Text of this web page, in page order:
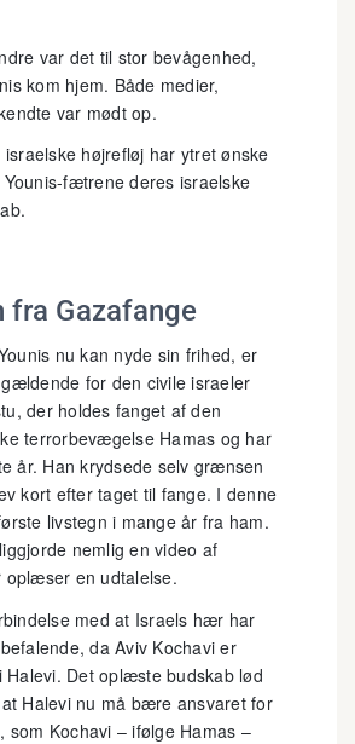
var det til stor bevågenhed,
kom hjem. Både medier,
var mødt op.
højrefløj har ytret ønske
fætrene deres israelske
fra Gazafange
nu kan nyde sin frihed, er
for den civile israeler
der holdes fanget af den
terrorbevægelse Hamas og har
år. Han krydsede selv grænsen
kort efter taget til fange. I denne
livstegn i mange år fra ham.
nemlig en video af
oplæser en udtalelse.
med at Israels hær har
da Aviv Kochavi er
Halevi. Det oplæste budskab lød
Halevi nu må bære ansvaret for
som Kochavi – ifølge Hamas –